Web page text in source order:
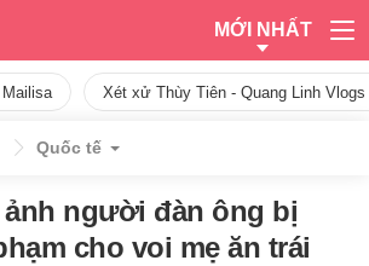
MỚI NHẤT
Xét xử Thùy Tiên - Quang Linh
Quốc tế
người đàn ông bị
cho voi mẹ ăn trái